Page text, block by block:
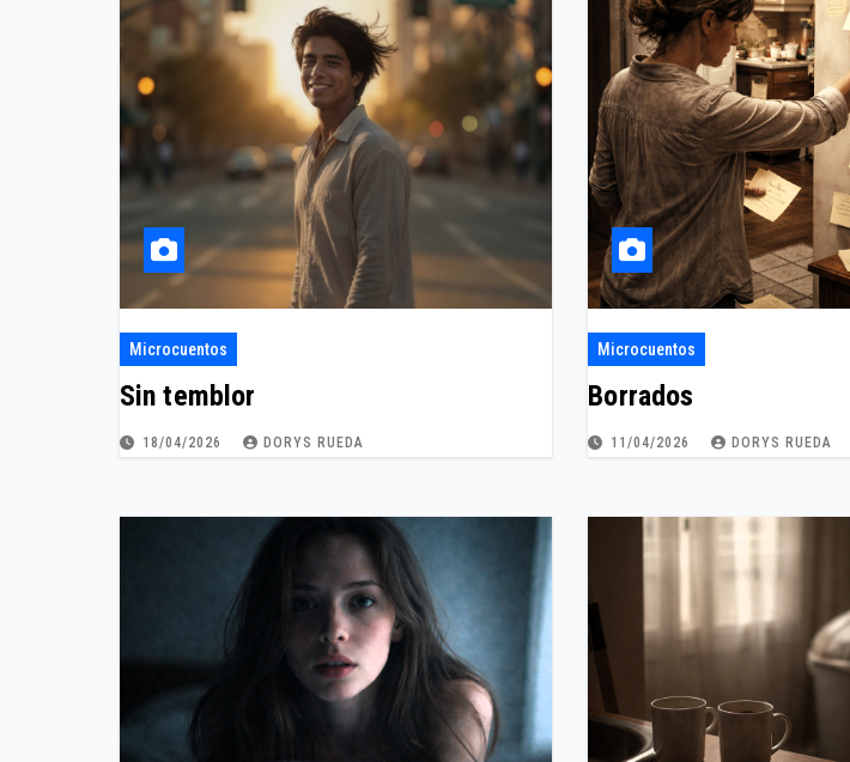
Microcuentos
Sin temblor
18/04/2026 DORYS RUEDA
Microcuentos
Borrados
11/04/2026 DORYS RUEDA